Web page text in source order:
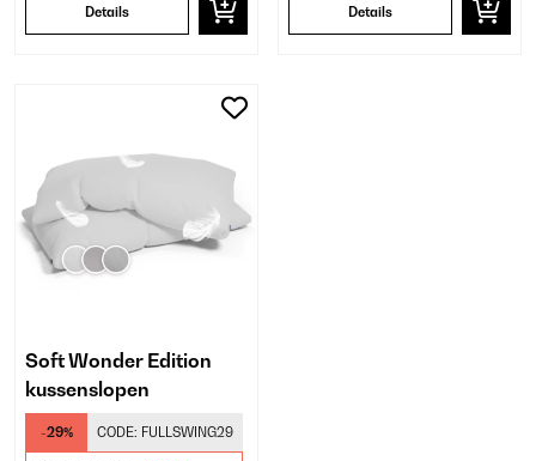
Details Details
Soft Wonder Edition
kussenslopen
-29% CODE: FULLSWING29